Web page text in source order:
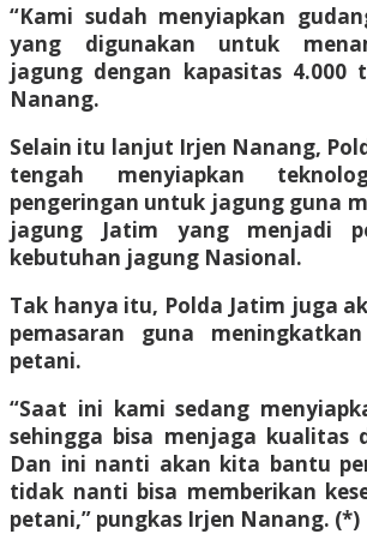
“Kami sudah menyiapkan
yang digunakan untuk
jagung dengan kapasitas 4.000
Nanang.
Selain itu lanjut Irjen Nanang,
tengah menyiapkan
pengeringan untuk jagung guna
jagung Jatim yang menjadi
kebutuhan jagung Nasional.
Tak hanya itu, Polda Jatim juga
pemasaran guna
petani.
“Saat ini kami sedang
sehingga bisa menjaga kualitas
Dan ini nanti akan kita bantu
tidak nanti bisa memberikan
petani,” pungkas Irjen Nanang. (*)